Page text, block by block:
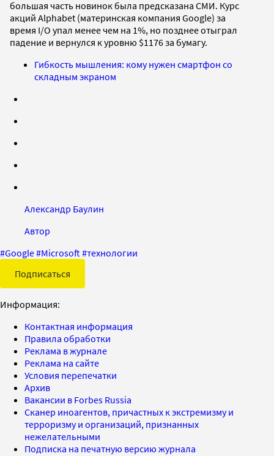
большая часть новинок была предсказана СМИ. Курс
акций Alphabet (материнская компания Google) за
время I/O упал менее чем на 1%, но позднее отыграл
падение и вернулся к уровню $1176 за бумагу.
Гибкость мышления: кому нужен смартфон со
складным экраном
Александр Баулин
Автор
#Google#Microsoft#технологии
Подписаться
Информация:
Контактная информация
Правила обработки
Реклама в журнале
Реклама на сайте
Условия перепечатки
Архив
Вакансии в Forbes Russia
Сканер иноагентов, причастных к экстремизму и
терроризму и организаций, признанных
нежелательными
Подписка на печатную версию журнала